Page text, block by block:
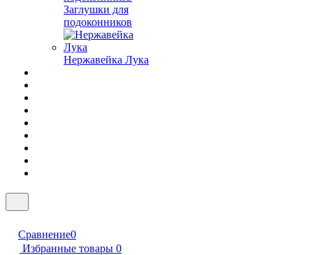
Заглушки для
подоконников
Нержавейка Лука
Сравнение0
Избранные товары 0